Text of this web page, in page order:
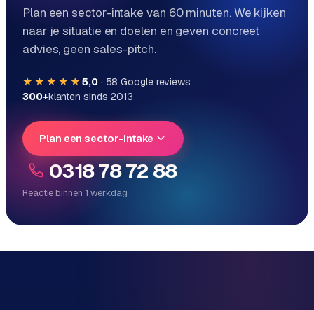
.
o
m
a
r
k
t
p
a
Plan een sector-intake van 60 minuten. We kijken
naar je situatie en doelen en geven concreet
advies, geen sales-pitch.
★★★★★ 5,0· 58 Google reviews
300+klanten sinds 2013
Plan een sector-intake
0318 78 72 88
Reactie binnen 1 werkdag
Direct persoonlijk contact, geen ticketsysteem